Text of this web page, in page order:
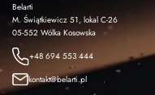
Belarti
M. Świątkiewicz 51, lokal C-26
05-552 Wólka Kosowska
+48 694 553 444
kontakt@belarti.pl